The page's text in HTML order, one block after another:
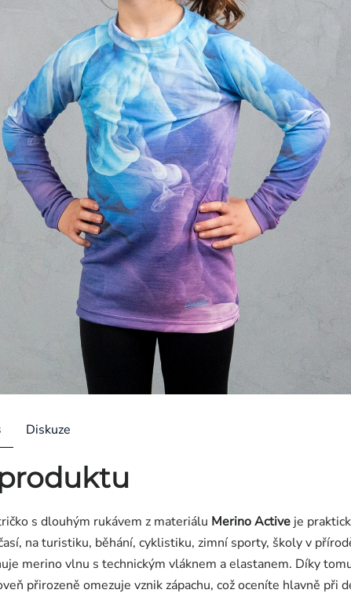
Diskuze
s dlouhým rukávem z materiálu Merino Active je
na turistiku, běhání, cyklistiku, zimní sporty, školy v
merino vlnu s technickým vláknem a elastanem. Díky
přirozeně omezuje vznik zápachu, což oceníte hlavně